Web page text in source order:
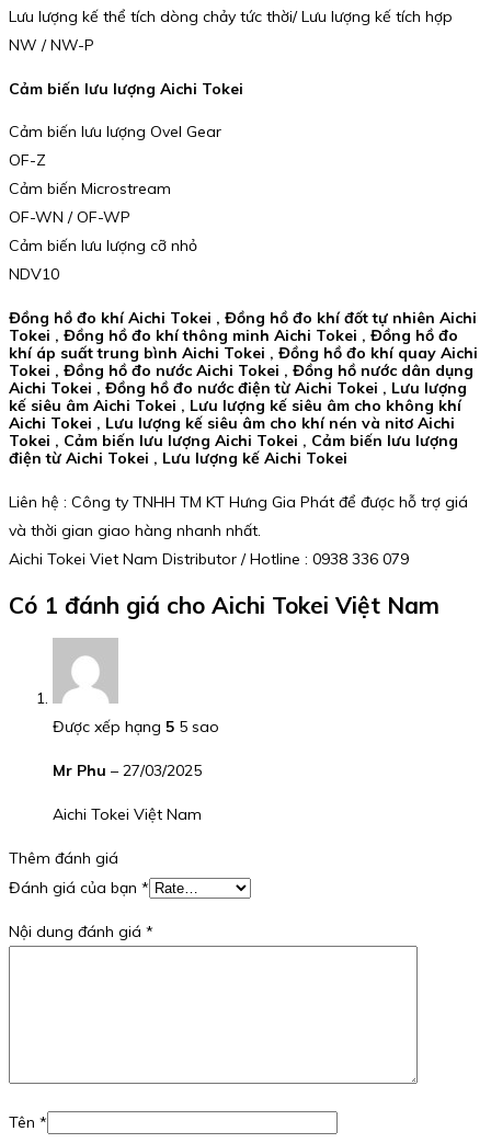
Lưu lượng kế thể tích dòng chảy tức thời/ Lưu lượng kế tích hợp
NW / NW-P
Cảm biến lưu lượng Aichi Tokei
Cảm biến lưu lượng Ovel Gear
OF-Z
Cảm biến Microstream
OF-WN / OF-WP
Cảm biến lưu lượng cỡ nhỏ
NDV10
Đồng hồ đo khí Aichi Tokei , Đồng hồ đo khí đốt tự nhiên Aichi
Tokei , Đồng hồ đo khí thông minh Aichi Tokei , Đồng hồ đo
khí áp suất trung bình Aichi Tokei , Đồng hồ đo khí quay Aichi
Tokei , Đồng hồ đo nước Aichi Tokei , Đồng hồ nước dân dụng
Aichi Tokei , Đồng hồ đo nước điện từ Aichi Tokei , Lưu lượng
kế siêu âm Aichi Tokei , Lưu lượng kế siêu âm cho không khí
Aichi Tokei , Lưu lượng kế siêu âm cho khí nén và nitơ Aichi
Tokei , Cảm biến lưu lượng Aichi Tokei , Cảm biến lưu lượng
điện từ Aichi Tokei , Lưu lượng kế Aichi Tokei
Liên hệ : Công ty TNHH TM KT Hưng Gia Phát để được hỗ trợ giá
và thời gian giao hàng nhanh nhất.
Aichi Tokei Viet Nam Distributor / Hotline : 0938 336 079
Có 1 đánh giá cho Aichi Tokei Việt Nam
Được xếp hạng 5 5 sao
Mr Phu – 27/03/2025
Aichi Tokei Việt Nam
Thêm đánh giá
Đánh giá của bạn *
Nội dung đánh giá *
Tên *